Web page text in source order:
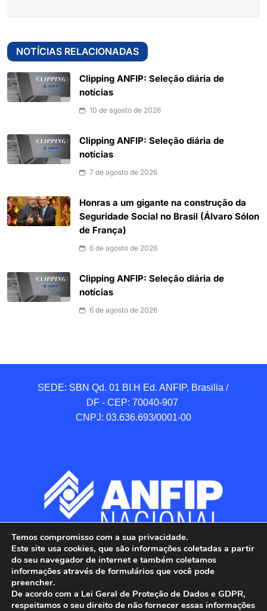
NOTÍCIAS RELACIONADAS
Clipping ANFIP: Seleção diária de
notícias
10 de agosto de 2026
Clipping ANFIP: Seleção diária de
notícias
7 de agosto de 2026
Honras a um gigante na construção da
Seguridade Social no Brasil (Álvaro Sólon
de França)
6 de agosto de 2026
Clipping ANFIP: Seleção diária de
notícias
6 de agosto de 2026
SEDE: SBN Qd. 01 BI.H Ed. ANFIP, Brasilia /
DF - CEP: 70040-907
CNPJ: 03.636.693/0001-00
Temos compromisso com a sua privacidade.
Este site usa cookies, que são informações coletadas a partir
do seu navegador de internet e também coletamos
informações através de formulários que você pode
preencher.
De acordo com a Lei Geral de Proteção de Dados e GDPR,
respeitamos o seu direito de não fornecer essas informações